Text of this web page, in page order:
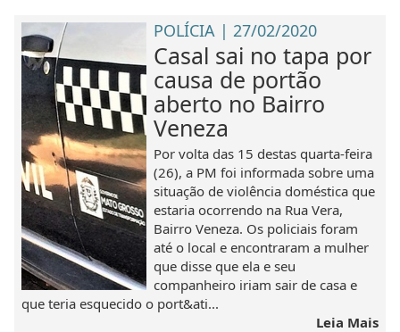
POLÍCIA | 27/02/2020
Casal sai no tapa por
causa de portão
aberto no Bairro
Veneza
Por volta das 15 destas quarta-feira
(26), a PM foi informada sobre uma
situação de violência doméstica que
estaria ocorrendo na Rua Vera,
Bairro Veneza. Os policiais foram
até o local e encontraram a mulher
que disse que ela e seu
companheiro iriam sair de casa e
que teria esquecido o port&ati...
Leia Mais